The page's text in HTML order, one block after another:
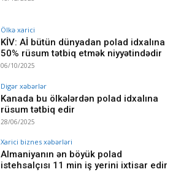
Ölkə xarici
KİV: Aİ bütün dünyadan polad idxalına
50% rüsum tətbiq etmək niyyətindədir
06/10/2025
Digər xəbərlər
Kanada bu ölkələrdən polad idxalına
rüsum tətbiq edir
28/06/2025
Xarici biznes xəbərləri
Almaniyanın ən böyük polad
istehsalçısı 11 min iş yerini ixtisar edir